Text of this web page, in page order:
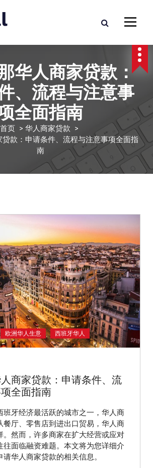
华人商家贷款：
、流程与注意事
全面指南
首页 > 华人商家贷款 >
款：申请条件、流程与注意事项全面指
南
欧洲华人生意 西班牙华人
商家贷款：申请条件、流
全面指南
班牙经济最活跃的城市之一，华人商
餐厅、零售店到进出口贸易，华人商
。然而，许多商家在扩大经营或应对
往面临融资难题。本文将为您详细介
华人商家贷款的相关信息。